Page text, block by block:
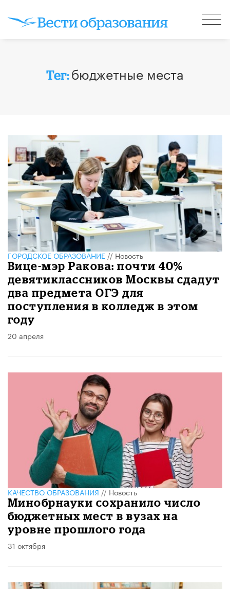
Тег:бюджетные места
ГОРОДСКОЕ ОБРАЗОВАНИЕ//Новость
Вице-мэр Ракова: почти 40%
девятиклассников Москвы сдадут
два предмета ОГЭ для
поступления в колледж в этом
году
20 апреля
КАЧЕСТВО ОБРАЗОВАНИЯ//Новость
Минобрнауки сохранило число
бюджетных мест в вузах на
уровне прошлого года
31 октября